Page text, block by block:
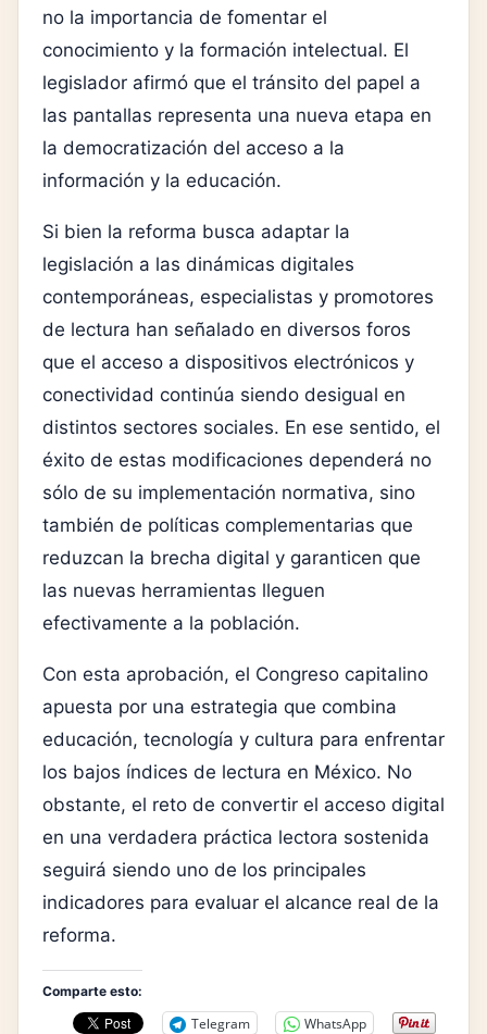
no la importancia de fomentar el
conocimiento y la formación intelectual. El
legislador afirmó que el tránsito del papel a
las pantallas representa una nueva etapa en
la democratización del acceso a la
información y la educación.
Si bien la reforma busca adaptar la
legislación a las dinámicas digitales
contemporáneas, especialistas y promotores
de lectura han señalado en diversos foros
que el acceso a dispositivos electrónicos y
conectividad continúa siendo desigual en
distintos sectores sociales. En ese sentido, el
éxito de estas modificaciones dependerá no
sólo de su implementación normativa, sino
también de políticas complementarias que
reduzcan la brecha digital y garanticen que
las nuevas herramientas lleguen
efectivamente a la población.
Con esta aprobación, el Congreso capitalino
apuesta por una estrategia que combina
educación, tecnología y cultura para enfrentar
los bajos índices de lectura en México. No
obstante, el reto de convertir el acceso digital
en una verdadera práctica lectora sostenida
seguirá siendo uno de los principales
indicadores para evaluar el alcance real de la
reforma.
Comparte esto:
Telegram
WhatsApp